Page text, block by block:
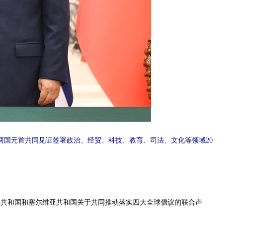
元首共同见证签署政治、经贸、科技、教育、司法、文化等领域20
国和塞尔维亚共和国关于共同推动落实四大全球倡议的联合声